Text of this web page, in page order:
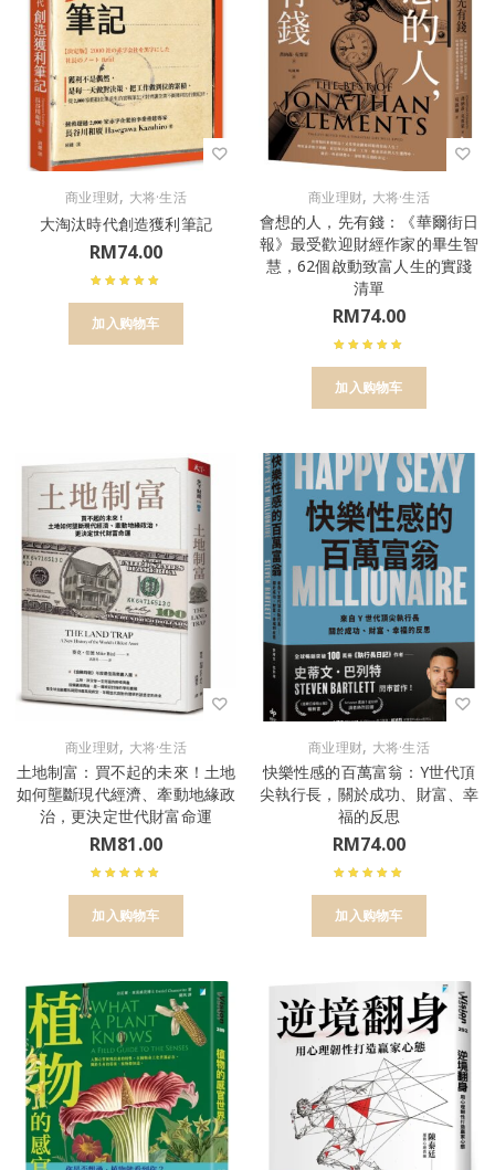
商业理财, 大将·生活
大淘汰時代創造獲利筆記
RM74.00
加入购物车
商业理财, 大将·生活
會想的人，先有錢：《華爾街日
報》最受歡迎財經作家的畢生智
慧，62個啟動致富人生的實踐
清單
RM74.00
加入购物车
商业理财, 大将·生活
土地制富：買不起的未來！土地
如何壟斷現代經濟、牽動地緣政
治，更決定世代財富命運
RM81.00
加入购物车
商业理财, 大将·生活
快樂性感的百萬富翁：Y世代頂
尖執行長，關於成功、財富、幸
福的反思
RM74.00
加入购物车